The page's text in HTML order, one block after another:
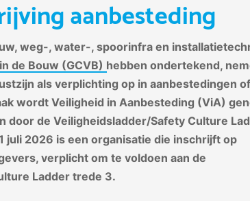
aanbesteding
weg-, water-, spoorinfra en
de Bouw (GCVB) hebben ondertekend,
als verplichting op in aanbestedingen of
wordt Veiligheid in Aanbesteding (ViA)
door de Veiligheidsladder/Safety Culture
juli 2026 is een organisatie die inschrijft op
verplicht om te voldoen aan de
Ladder trede 3.